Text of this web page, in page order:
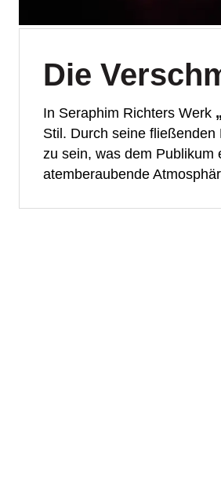
Die
In Seraphim Richters Werk
Stil. Durch seine
zu sein, was dem Publikum
atemberaubende